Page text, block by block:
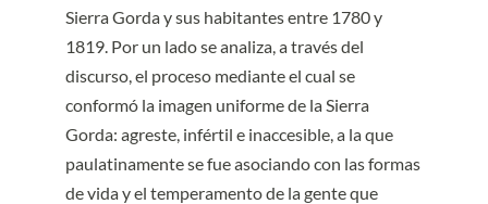
Sierra Gorda y sus habitantes entre 1780 y
1819. Por un lado se analiza, a través del
discurso, el proceso mediante el cual se
conformó la imagen uniforme de la Sierra
Gorda: agreste, infértil e inaccesible, a la que
paulatinamente se fue asociando con las formas
de vida y el temperamento de la gente que